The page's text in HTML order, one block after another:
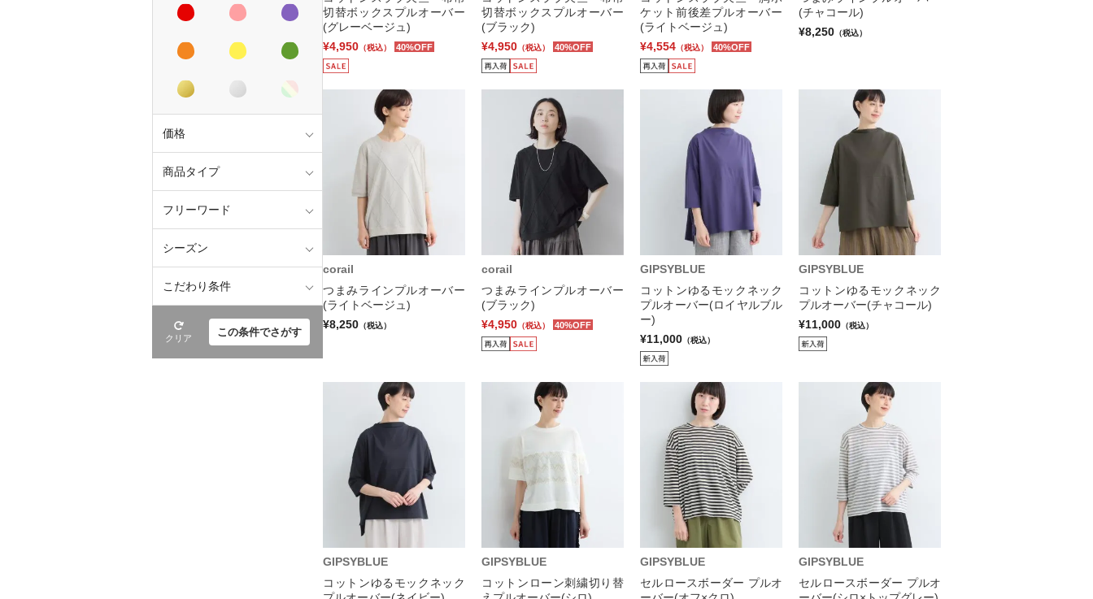
価格
商品タイプ
フリーワード
シーズン
こだわり条件
クリア この条件でさがす
切替ボックスプルオーバー
(グレーベージュ)
¥4,950 （税込） 40%OFF
切替ボックスプルオーバー
(ブラック)
¥4,950 （税込） 40%OFF
ケット前後差プルオーバー
(ライトベージュ)
¥4,554 （税込） 40%OFF
(チャコール)
¥8,250 （税込）
corail
つまみラインプルオーバー
(ライトベージュ)
¥8,250 （税込）
corail
つまみラインプルオーバー
(ブラック)
¥4,950 （税込） 40%OFF
GIPSYBLUE
コットンゆるモックネック
プルオーバー(ロイヤルブル
ー)
¥11,000 （税込）
GIPSYBLUE
コットンゆるモックネック
プルオーバー(チャコール)
¥11,000 （税込）
GIPSYBLUE
コットンゆるモックネック
GIPSYBLUE
コットンローン刺繍切り替
GIPSYBLUE
セルロースボーダー プルオ
GIPSYBLUE
セルロースボーダー プルオ